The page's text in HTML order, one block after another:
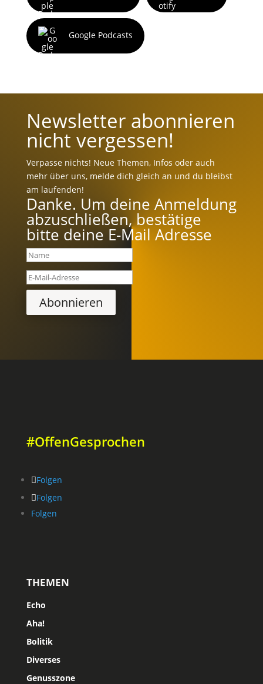
Google Podcasts
Newsletter abonnieren
nicht vergessen!
Verpasse nichts! Neue Themen, Infos oder auch
mehr über uns, melde dich gleich an und du bleibst
am laufenden!
Danke. Um deine Anmeldung
abzuschließen, bestätige
bitte deine E-Mail Adresse
Abonnieren
#OffenGesprochen
Folgen
Folgen
Folgen
THEMEN
Echo
Aha!
Bolitik
Diverses
Genusszone